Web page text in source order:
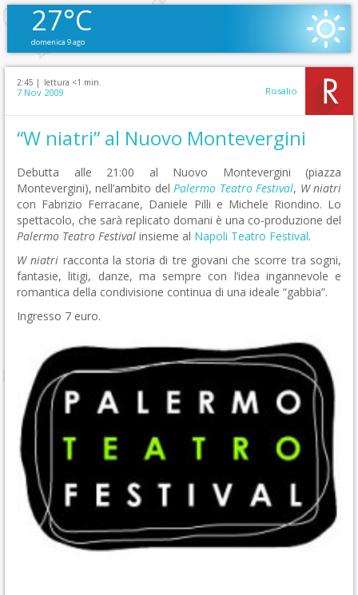
27°C
domenica 9 ago
2:45 | lettura <1 min.
7 Nov 2009 Rosalio
“W niatri” al Nuovo Montevergini
Debutta alle 21:00 al Nuovo Montevergini (piazza
Montevergini), nell’ambito delPalermo Teatro Festival, W niatri
con Fabrizio Ferracane, Daniele Pilli e Michele Riondino. Lo
spettacolo, che sarà replicato domani è una co-produzione del
Palermo Teatro Festival insieme al Napoli Teatro Festival.
W niatri racconta la storia di tre giovani che scorre tra sogni,
fantasie, litigi, danze, ma sempre con l’idea ingannevole e
romantica della condivisione continua di una ideale “gabbia”.
Ingresso 7 euro.